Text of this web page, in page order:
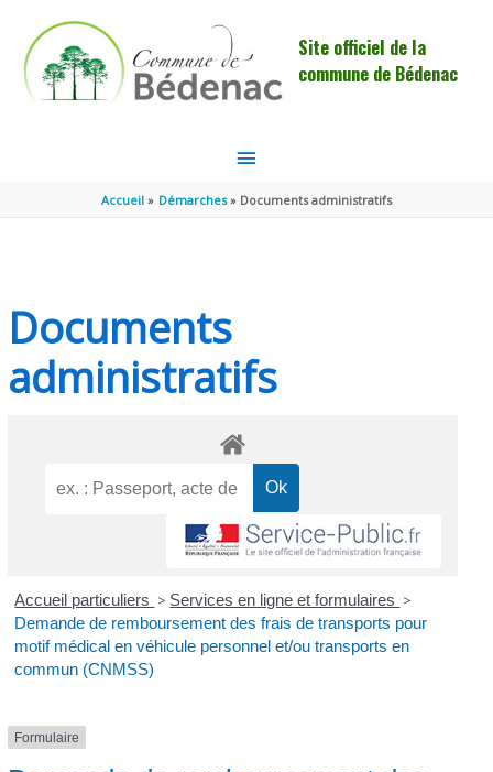
Site officiel de la
commune de Bédenac
MENU
PRINCIPAL
Accueil Démarches Documents administratifs
Documents
administratifs
Accueil particuliers > Services en ligne et formulaires >
Demande de remboursement des frais de transports pour
motif médical en véhicule personnel et/ou transports en
commun (CNMSS)
Formulaire